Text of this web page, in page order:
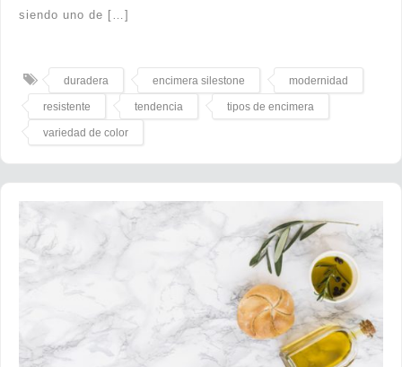
siendo uno de […]
duradera encimera silestone modernidad
resistente tendencia tipos de encimera
variedad de color